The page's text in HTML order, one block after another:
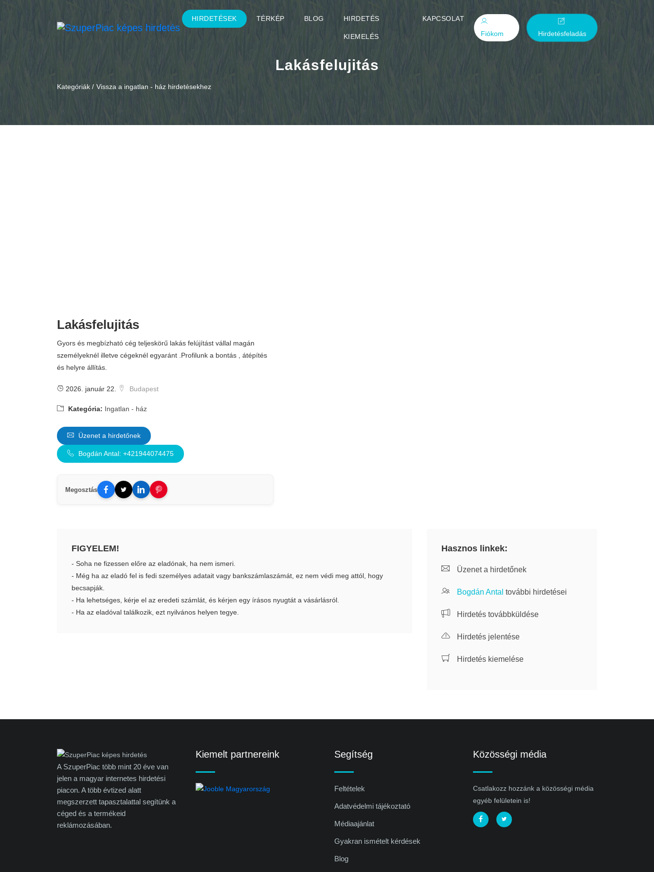
HIRDETÉSEK TÉRKÉP BLOG HIRDETÉS
KIEMELÉS
KAPCSOLAT
Fiókom
Hirdetésfeladás
Lakásfelujitás
Kategóriák / Vissza a ingatlan - ház hirdetésekhez
Lakásfelujitás
Gyors és megbízható cég teljeskörű lakás felújítást vállal magán
személyeknél illetve cégeknél egyaránt .Profilunk a bontás , átépítés
és helyre állítás.
2026. január 22. Budapest
Kategória: Ingatlan - ház
Üzenet a hirdetőnek
Bogdán Antal: +421944074475
Megosztás
FIGYELEM!
- Soha ne fizessen előre az eladónak, ha nem ismeri.
- Még ha az eladó fel is fedi személyes adatait vagy bankszámlaszámát, ez nem védi meg attól, hogy
becsapják.
- Ha lehetséges, kérje el az eredeti számlát, és kérjen egy írásos nyugtát a vásárlásról.
- Ha az eladóval találkozik, ezt nyilvános helyen tegye.
Hasznos linkek:
Üzenet a hirdetőnek
Bogdán Antal további hirdetései
Hirdetés továbbküldése
Hirdetés jelentése
Hirdetés kiemelése
A SzuperPiac több mint 20 éve van
jelen a magyar internetes hirdetési
piacon. A több évtized alatt
megszerzett tapasztalattal segítünk a
céged és a termékeid
reklámozásában.
Kiemelt partnereink Segítség
Feltételek
Adatvédelmi tájékoztató
Médiaajánlat
Gyakran ismételt kérdések
Blog
Közösségi média
Csatlakozz hozzánk a közösségi média
egyéb felületein is!